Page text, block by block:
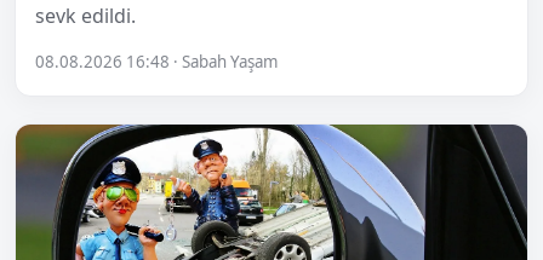
sevk edildi.
08.08.2026 16:48 · Sabah Yaşam